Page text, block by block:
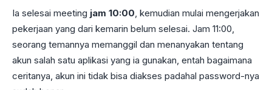
Ia selesai meeting jam 10:00, kemudian mulai mengerjakan
pekerjaan yang dari kemarin belum selesai. Jam 11:00,
seorang temannya memanggil dan menanyakan tentang
akun salah satu aplikasi yang ia gunakan, entah bagaimana
ceritanya, akun ini tidak bisa diakses padahal password-nya